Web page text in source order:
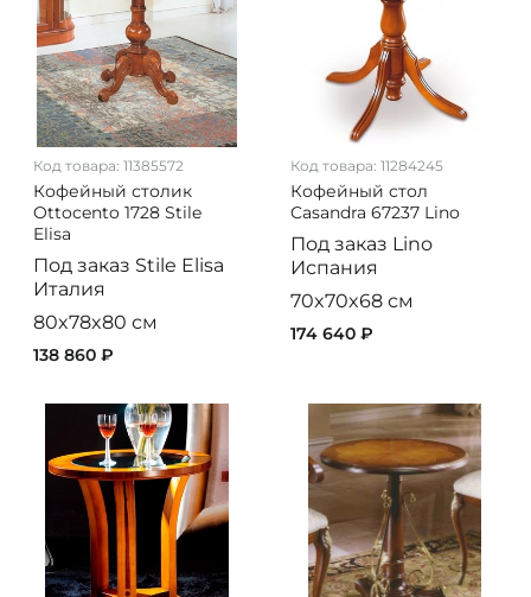
Код товара: 11385572
Кофейный столик
Ottocento 1728 Stile
Elisa
Под заказ Stile Elisa
Италия
80x78x80 см
138 860 ₽
Код товара: 11284245
Кофейный стол
Casandra 67237 Lino
Под заказ Lino
Испания
70x70x68 см
174 640 ₽